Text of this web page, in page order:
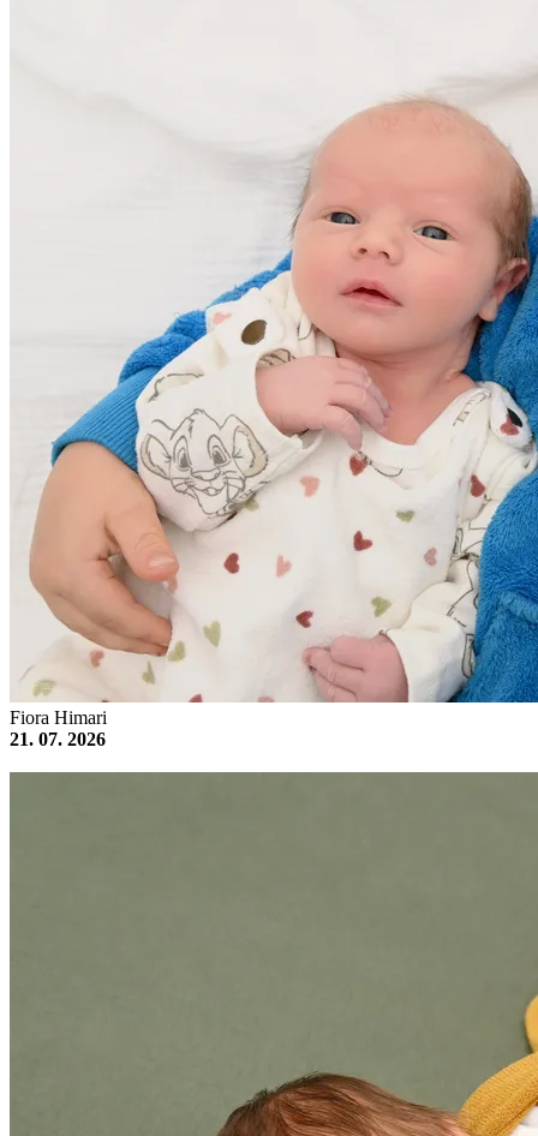
Fiora Himari
21. 07. 2026